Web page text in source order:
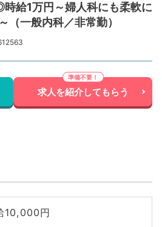
給1万円～婦人科にも柔軟に
（一般内科／非常勤）
求人を紹介してもらう
10,000円